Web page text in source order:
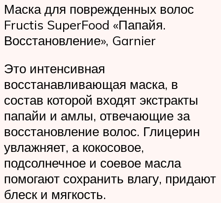
Маска для поврежденных волос
Fructis SuperFood «Папайя.
Восстановление», Garnier
Это интенсивная
восстанавливающая маска, в
состав которой входят экстракты
папайи и амлы, отвечающие за
восстановление волос. Глицерин
увлажняет, а кокосовое,
подсолнечное и соевое масла
помогают сохранить влагу, придают
блеск и мягкость.